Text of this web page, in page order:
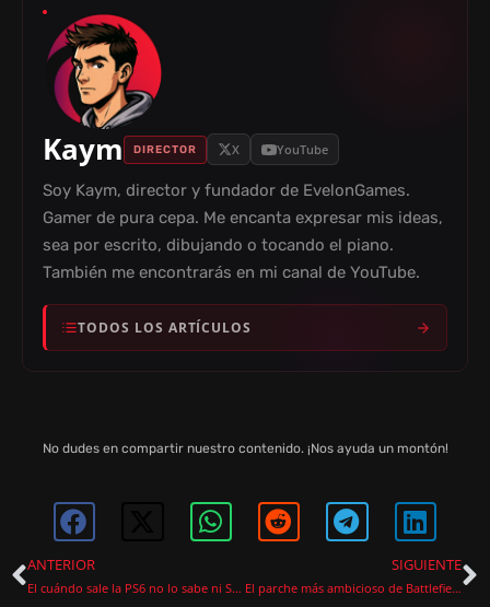
Kaym DIRECTOR X YouTube
Soy Kaym, director y fundador de EvelonGames.
Gamer de pura cepa. Me encanta expresar mis ideas,
sea por escrito, dibujando o tocando el piano.
También me encontrarás en mi canal de YouTube.
TODOS LOS ARTÍCULOS
No dudes en compartir nuestro contenido. ¡Nos ayuda un montón!
ANTERIOR
El cuándo sale la PS6 no lo sabe ni Sony y eso empieza a preocuparme
SIGUIENTE
El parche más ambicioso de Battlefield 6 está a punto de caer, y esto es lo que me parece importante de verdad